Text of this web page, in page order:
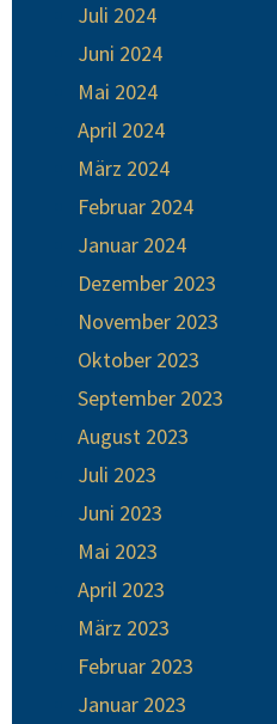
Juli 2024
Juni 2024
Mai 2024
April 2024
März 2024
Februar 2024
Januar 2024
Dezember 2023
November 2023
Oktober 2023
September 2023
August 2023
Juli 2023
Juni 2023
Mai 2023
April 2023
März 2023
Februar 2023
Januar 2023